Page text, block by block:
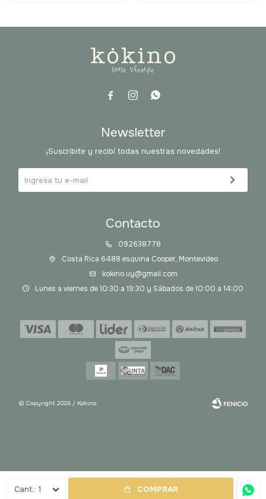
1 COMPRAR
  
Contacto
092638778
Costa Rica 6488 esquina Cooper, Montevideo
kokino.uy@gmail.com
Lunes a viernes de 10:30 a 19:30 y Sábados de 10:00 a 14:00
Newsletter
¡Suscribite y recibí todas nuestras novedades!
© Copyright 2026 / Kokino